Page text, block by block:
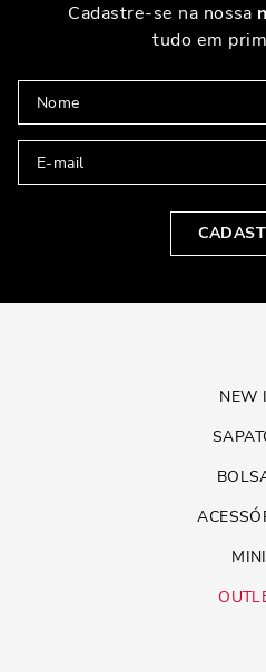
Cadastre-se na nossa
tudo em
NEW
MINI